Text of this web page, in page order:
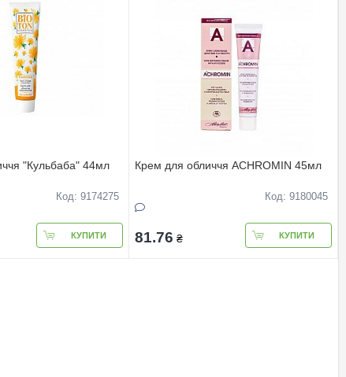
"Кульбаба" 44мл
Код: 9174275
КУПИТИ
Крем для обличчя ACHROMIN 45мл
Код: 9180045
81.76 ₴ КУПИТИ